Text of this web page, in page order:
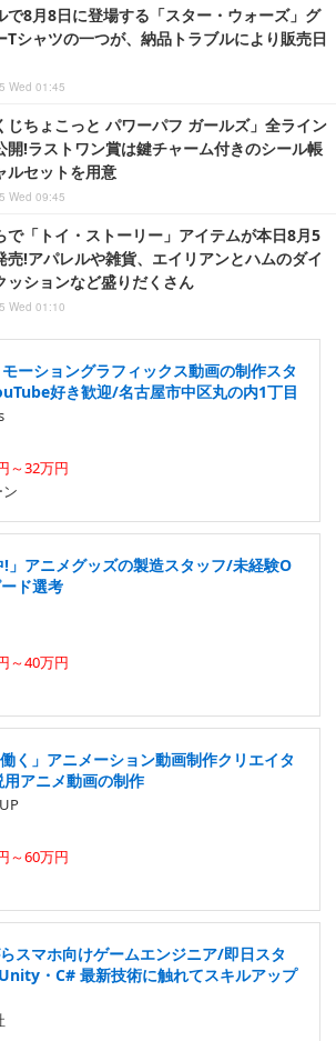
で8月8日に登場する「スター・ウォーズ」グ
Tシャツの一つが、納品トラブルにより販売日
Wed 01:45
じちょこっと パワーパフ ガールズ」全ライン
開!ラストワン賞は鍵チャーム付きのシール帳
ルセットを用意
Wed 09:45
で「トイ・ストーリー」アイテムが本日8月5
売!アパレルや雑貨、エイリアンとハムのダイ
ッションなど盛りだくさん
Wed 01:10
モーショングラフィックス動画の制作スタ
好き歓迎/名古屋市中区丸の内1丁目
～32万円
!」アニメグッズの製造スタッフ/未経験O
ド選考
～40万円
く」アニメーション動画制作クリエイタ
アニメ動画の制作
～60万円
スマホ向けゲームエンジニア/即日スタ
・C# 最新技術に触れてスキルアップ